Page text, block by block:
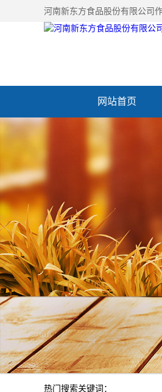
河南新东方食品股份有限公司
网站首页
热门搜索关键词：